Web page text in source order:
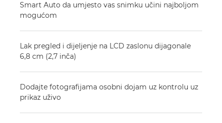
Smart Auto da umjesto vas snimku učini najboljom
mogućom
Lak pregled i dijeljenje na LCD zaslonu dijagonale
6,8 cm (2,7 inča)
Dodajte fotografijama osobni dojam uz kontrolu uz
prikaz uživo